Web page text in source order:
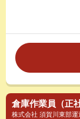
倉庫作業員（正
株式会社 須賀川東部運